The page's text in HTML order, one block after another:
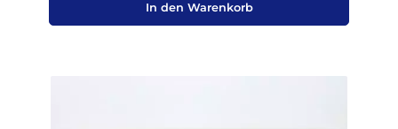
In den Warenkorb